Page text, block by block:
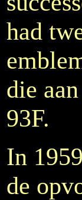
had
die
93F.
In
de